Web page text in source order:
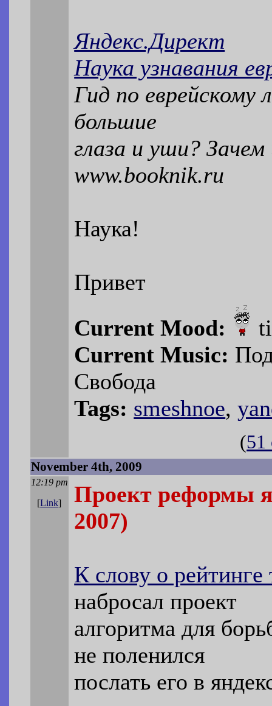
Яндекс.Директ
Наука узнавания
Гид по еврейскому
большие
глаза и уши?
www.booknik.ru
Наука!
Привет
Current Mood:
Current Music:
Свобода
Tags: smeshnoe,
(51
November 4th, 2009
12:19 pm
[Link]
Проект реформы
2007)
К слову о рейтинге
набросал проект
алгоритма для
не поленился
послать его в